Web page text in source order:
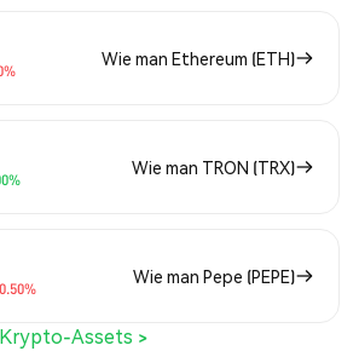
Wie man Ethereum (ETH)
Wie man TRON (TRX)
Wie man Pepe (PEPE)
Assets >